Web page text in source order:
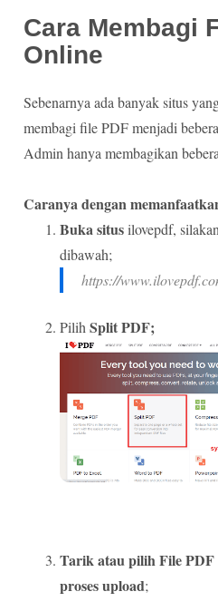
Cara Membagi
Online
Sebenarnya ada banyak situs
membagi file PDF menjadi
Admin hanya membagikan
Caranya dengan
Buka situsilovepdf,
dibawah;
https://
PilihSplit PDF;
Tarik atau pilih File PDF
proses upload;